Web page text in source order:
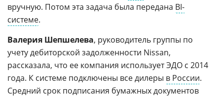
вручную. Потом эта задача была передана BI-
системе.
Валерия Шепшелева, руководитель группы по
учету дебиторской задолженности Nissan,
рассказала, что ее компания использует ЭДО с 2014
года. К системе подключены все дилеры в России.
Средний срок подписания бумажных документов